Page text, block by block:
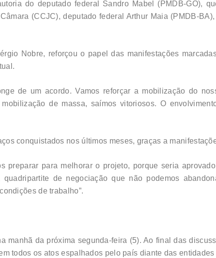
do deputado federal Sandro Mabel (PMDB-GO),
(CCJC), deputado federal Arthur Maia (PMDB-
Nobre, reforçou o papel das manifestações
de um acordo. Vamos reforçar a mobilização do
de massa, saímos vitoriosos. O
conquistados nos últimos meses, graças a
preparar para melhorar o projeto, porque seria
de negociação que não podemos
de trabalho”.
manhã da próxima segunda-feira (5). Ao final das
todos os atos espalhados pelo país diante das